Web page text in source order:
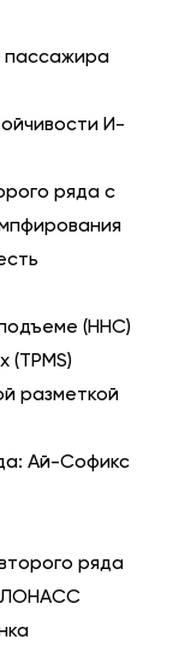
пассажира
И-
ряда с
(HHC)
разметкой
Ай-Софикс
ряда